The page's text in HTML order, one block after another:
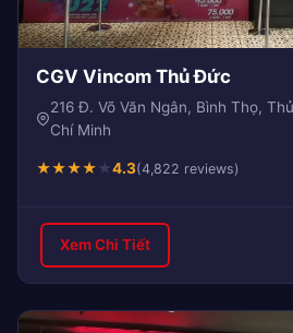
CGV Vincom Thủ Đức
216 Đ. Võ Văn Ngân, Bình Thọ,
Chí Minh
★★★★★4.3(4,822 reviews)
Xem Chi Tiết